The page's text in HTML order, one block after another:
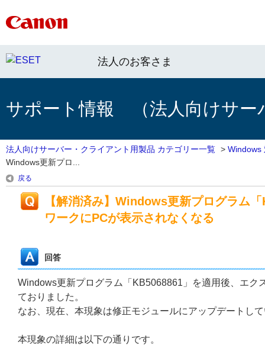
法人のお客さま
サポート情報 （法人向けサー
法人向けサーバー・クライアント用製品 カテゴリー一覧 > Windows
Windows更新プロ...
戻る
【解消済み】Windows更新プログラム
ワークにPCが表示されなくなる
回答
Windows更新プログラム「KB5068861」を適用後、エ
ておりました。
なお、現在、本現象は修正モジュールにアップデートし
本現象の詳細は以下の通りです。